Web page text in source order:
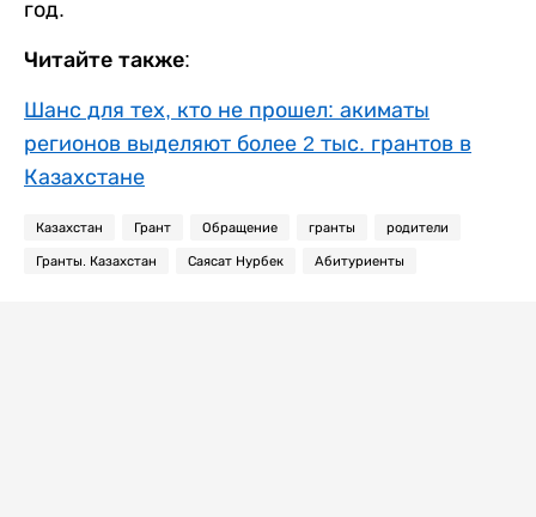
год.
Читайте также:
Шанс для тех, кто не прошел: акиматы
регионов выделяют более 2 тыс. грантов в
Казахстане
Казахстан Грант Обращение гранты родители
Гранты. Казахстан Саясат Нурбек Абитуриенты